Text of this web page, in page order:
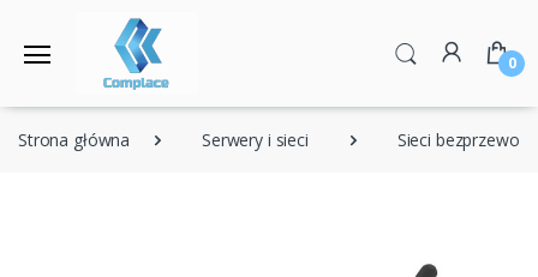
0
Strona główna Serwery i sieci Sieci